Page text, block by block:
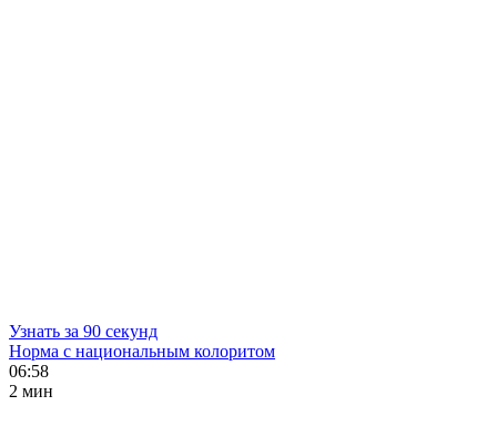
Узнать за 90 секунд
Норма с национальным колоритом
06:58
2 мин